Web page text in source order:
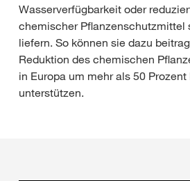
Wasserverfügbarkeit oder
chemischer Pflanzenschutzmittel
liefern. So können sie dazu
Reduktion des chemischen
in Europa um mehr als 50
unterstützen.